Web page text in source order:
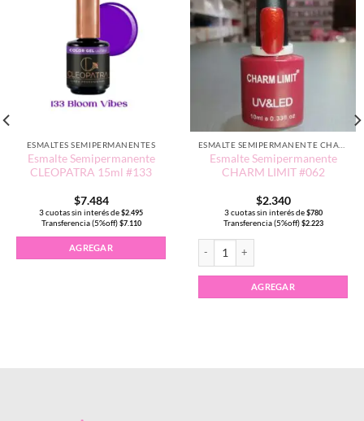
ESMALTES SEMIPERMANENTES
Esmalte Semipermanente
CLEOPATRA 15ml #133
$7.484
3 cuotas sin interés de $2.495
Transferencia (5%off) $7.110
AGREGAR
Esmalte Semipermanente
CHARM LIMIT #062
$2.340
3 cuotas sin interés de $780
Transferencia (5%off) $2.223
AGREGAR
15ml color #141 cantidad